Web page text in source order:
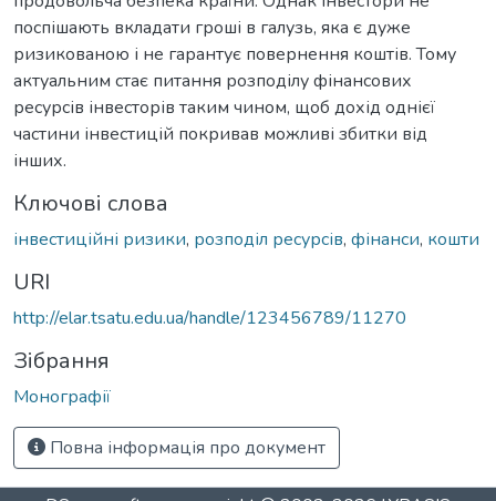
поспішають вкладати гроші в галузь, яка є дуже
ризикованою і не гарантує повернення коштів. Тому
актуальним стає питання розподілу фінансових
ресурсів інвесторів таким чином, щоб дохід однієї
частини інвестицій покривав можливі збитки від
інших.
Ключові слова
інвестиційні ризики, розподіл ресурсів, фінанси, кошти
URI
http://elar.tsatu.edu.ua/handle/123456789/11270
Зібрання
Монографії
Повна інформація про документ